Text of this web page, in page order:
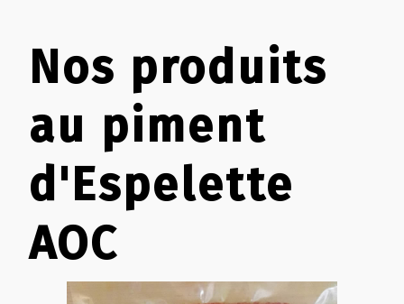
Nos produits
au piment
d'Espelette
AOC